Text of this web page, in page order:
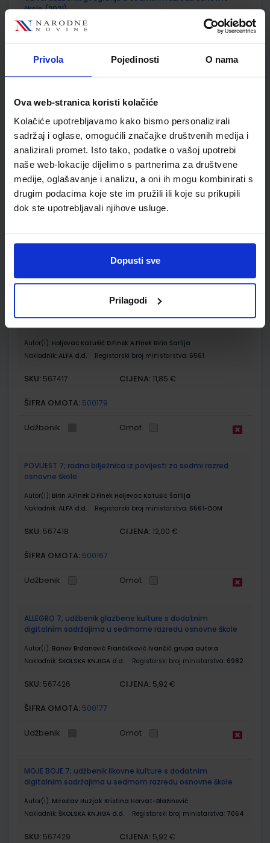
Privola Pojedinosti O nama
Ova web-stranica koristi kolačiće
Kolačiće upotrebljavamo kako bismo personalizirali
sadržaj i oglase, omogućili značajke društvenih medija i
analizirali promet. Isto tako, podatke o vašoj upotrebi
naše web-lokacije dijelimo s partnerima za društvene
medije, oglašavanje i analizu, a oni ih mogu kombinirati s
drugim podacima koje ste im pružili ili koje su prikupili
dok ste upotrebljavali njihove usluge.
Dopusti sve
Prilagodi
škole (2021)
Autor(i): Danijel Orešić Igor Tišma Ružica Vuk Alenka Bujan
SKU:569105 CIJENA:12,04 €
GEA 3; radna bilježnica za geografiju u 7. razredu osnovne
škole (2021)
Autor(i):Danijel Orešić Ružica Vuk Igor Tišma Alenka Bujan
Nakladnik:ŠKOLSKA KNJIGA d.d.
Registarski broj ministarstva:
7624-DOM
Autor(i): Holjevac Katušić D.Finek A.Finek Birin Šarlija
Nakladnik: ALFA d.d. Registarski broj ministarstva: 6561
SKU: 567417 CIJENA: 11,85 €
ŠIFRA OMOTA: 500179
Udžbenik Omot
POVIJEST 7; radna bilježnica iz povijesti za sedmi razred
osnovne škole
Autor(i): Birin A.Finek D.Finek Holjevac Katušić Šarlija
Nakladnik: ALFA d.d. Registarski broj ministarstva: 6561-DOM
SKU: 567418 CIJENA: 12,00 €
ŠIFRA OMOTA: 500167
Udžbenik Omot
ALLEGRO 7; udžbenik glazbene kulture s dodatnim
digitalnim sadržajima u sedmome razredu osnovne škole
Autor(i): Banov Brđanović Frančišković Ivančić grupa autora
Nakladnik: ŠKOLSKA KNJIGA d.d. Registarski broj ministarstva: 6982
SKU: 567426 CIJENA: 5,92 €
ŠIFRA OMOTA: 500177
Udžbenik Omot
MOJE BOJE 7; udžbenik likovne kulture s dodatnim
digitalnim sadržajima u sedmom razredu osnovne škole
Autor(i): Miroslav Huzjak Kristina Horvat-Blažinović
Nakladnik: ŠKOLSKA KNJIGA d.d. Registarski broj ministarstva: 7064
SKU: 567429 CIJENA: 5,92 €